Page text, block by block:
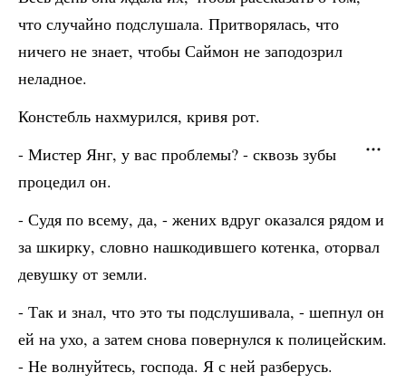
что случайно подслушала. Притворялась, что
ничего не знает, чтобы Саймон не заподозрил
неладное.
Констебль нахмурился, кривя рот.
- Мистер Янг, у вас проблемы? - сквозь зубы
процедил он.
- Судя по всему, да, - жених вдруг оказался рядом и
за шкирку, словно нашкодившего котенка, оторвал
девушку от земли.
- Так и знал, что это ты подслушивала, - шепнул он
ей на ухо, а затем снова повернулся к полицейским.
- Не волнуйтесь, господа. Я с ней разберусь.